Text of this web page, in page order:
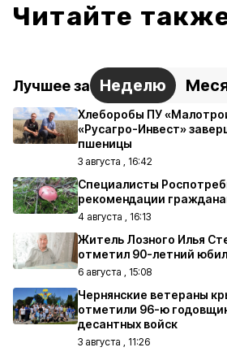
Читайте
Лучшее за Неделю
Хлеборобы ПУ
«Русагро-Инвест»
пшеницы
3 августа , 16:42
Специалисты
рекомендации
4 августа , 16:13
Житель Лозного Илья
отметил 90-летний
6 августа , 15:08
Чернянские ветераны
отметили 96-ю
десантных войск
3 августа , 11:26